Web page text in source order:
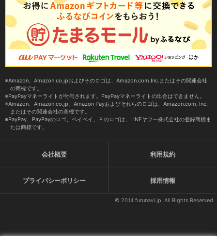
Amazon、Amazon.co.jpおよびそのロゴは、Amazon.com,Inc.またはその関連会社
の商標です。
PayPayマネーライトが付与されます。PayPayマネーライトの出金はできません。
Amazon、Amazon.co.jp、Amazon Payおよびそれらのロゴは、Amazon.com, Inc.
またはその関連会社の商標です。
PayPay、PayPayのロゴ、ペイペイ、Ｐのロゴは、LINEヤフー株式会社の登録商標ま
たは商標です。
会社概要 利用規約
プライバシーポリシー 採用情報
© 2014 furunavi.jp, All Rights Reserved.